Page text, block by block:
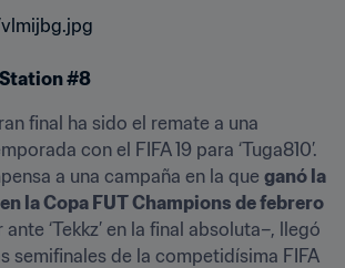
#8
final ha sido el remate a una
con el FIFA 19 para ‘Tuga810’.
a una campaña en la que ganó la
la Copa FUT Champions de febrero
‘Tekkz’ en la final absoluta–, llegó
semifinales de la competidísima FIFA